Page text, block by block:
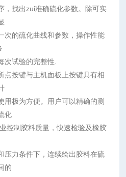
，找出zui准确硫化参数。除可实
次的硫化曲线和参数，操作性能
次试验的完整性.
按键与主机面板上按键具有相
用极为方便。用户可以精确的测
化
控制胶料质量，快速检验及橡胶
压力条件下，连续绘出胶料在硫
的